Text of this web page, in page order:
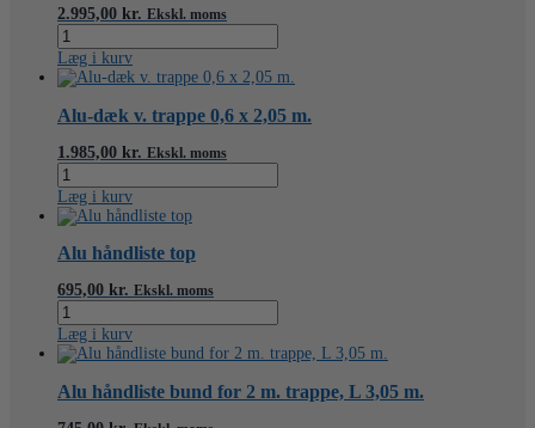
2.995,00 kr. Ekskl. moms
Alu-
ramme
til
kviststillads
-
inkl.
3
alu-
koblinger
antal
Læg i kurv
Alu-dæk v. trappe 0,6 x 2,05 m.
1.985,00 kr. Ekskl. moms
Alu-
dæk
v.
trappe
0,6
x
2,05
m.
antal
Læg i kurv
Alu håndliste top
695,00 kr. Ekskl. moms
Alu
håndliste
top
antal
Læg i kurv
Alu håndliste bund for 2 m. trappe, L 3,05 m.